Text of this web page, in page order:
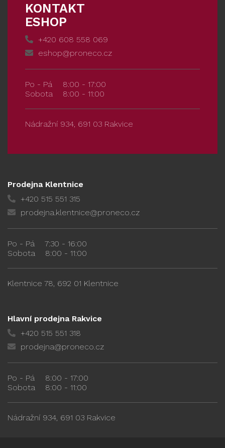
KONTAKT
ESHOP
+420 608 558 069
eshop@proneco.cz
Po - Pá
8:00 - 17:00
Sobota
8:00 - 11:00
Nádražní 934, 691 03 Rakvice
Prodejna Klentnice
+420 515 551 315
prodejna.klentnice@proneco.cz
Po - Pá
7:30 - 16:00
Sobota
8:00 - 11:00
Klentnice 78, 692 01 Klentnice
Hlavní prodejna Rakvice
+420 515 551 318
prodejna@proneco.cz
Po - Pá
8:00 - 17:00
Sobota
8:00 - 11:00
Nádražní 934, 691 03 Rakvice